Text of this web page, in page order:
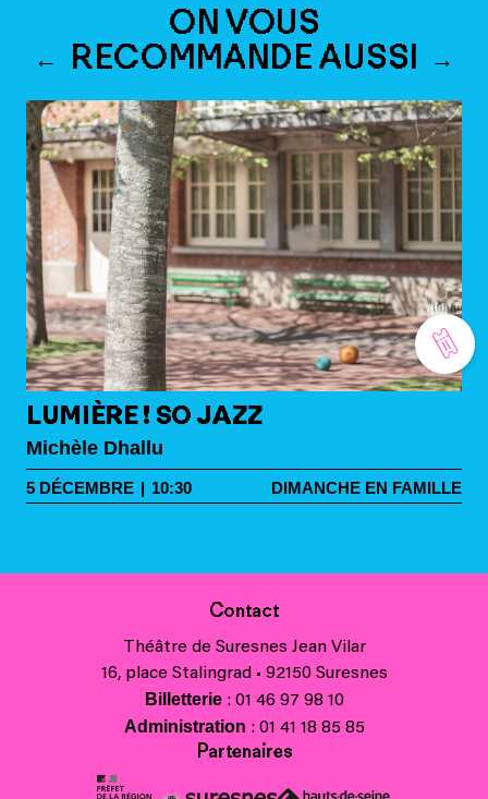
ON VOUS
RECOMMANDE AUSSI
LUMIÈRE ! SO JAZZ
Michèle Dhallu
5 DÉCEMBRE | 10:30 DIMANCHE EN FAMILLE
Contact
Théâtre de Suresnes Jean Vilar
16, place Stalingrad • 92150 Suresnes
Billetterie: 01 46 97 98 10
Administration : 01 41 18 85 85
Partenaires